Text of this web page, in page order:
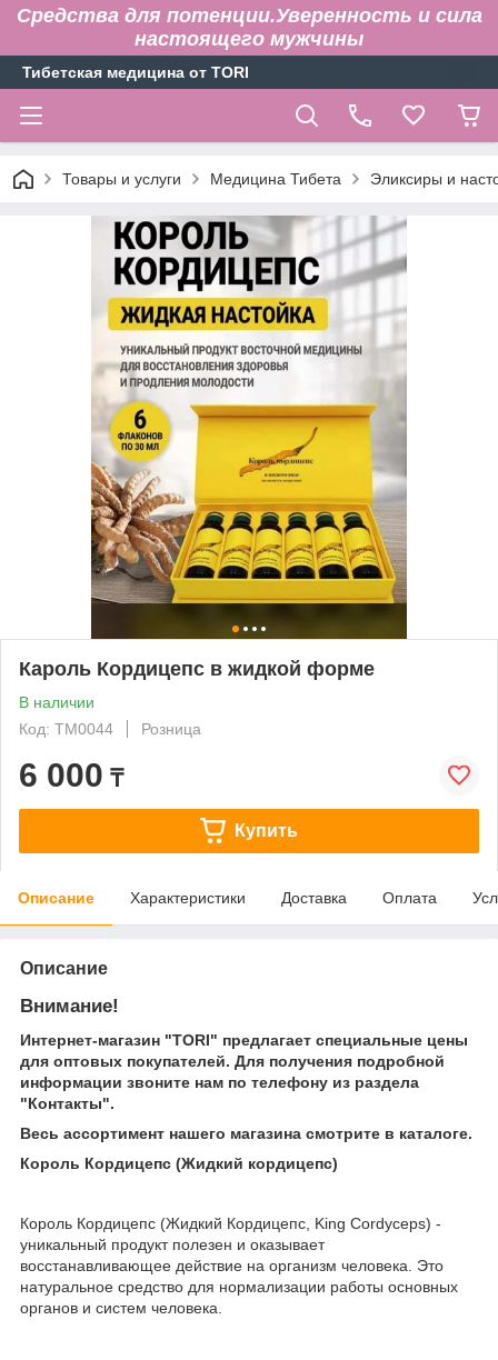
Средства для потенции.Уверенность и сила
настоящего мужчины
Тибетская медицина от TORI
Товары и услуги Медицина Тибета Эликсиры и
Кароль Кордицепс в жидкой форме
В наличии
Код: ТМ0044
Розница
6 000 ₸
Купить
Описание Характеристики Доставка Оплата
Описание
Внимание!
Интернет-магазин "TORI" предлагает специальные цены
для оптовых покупателей. Для получения подробной
информации звоните нам по телефону из раздела
"Контакты".
Весь ассортимент нашего магазина смотрите в каталоге.
Король Кордицепс (Жидкий кордицепс)
Король Кордицепс (Жидкий Кордицепс, King Cordyceps) -
уникальный продукт полезен и оказывает
восстанавливающее действие на организм человека. Это
натуральное средство для нормализации работы основных
органов и систем человека.